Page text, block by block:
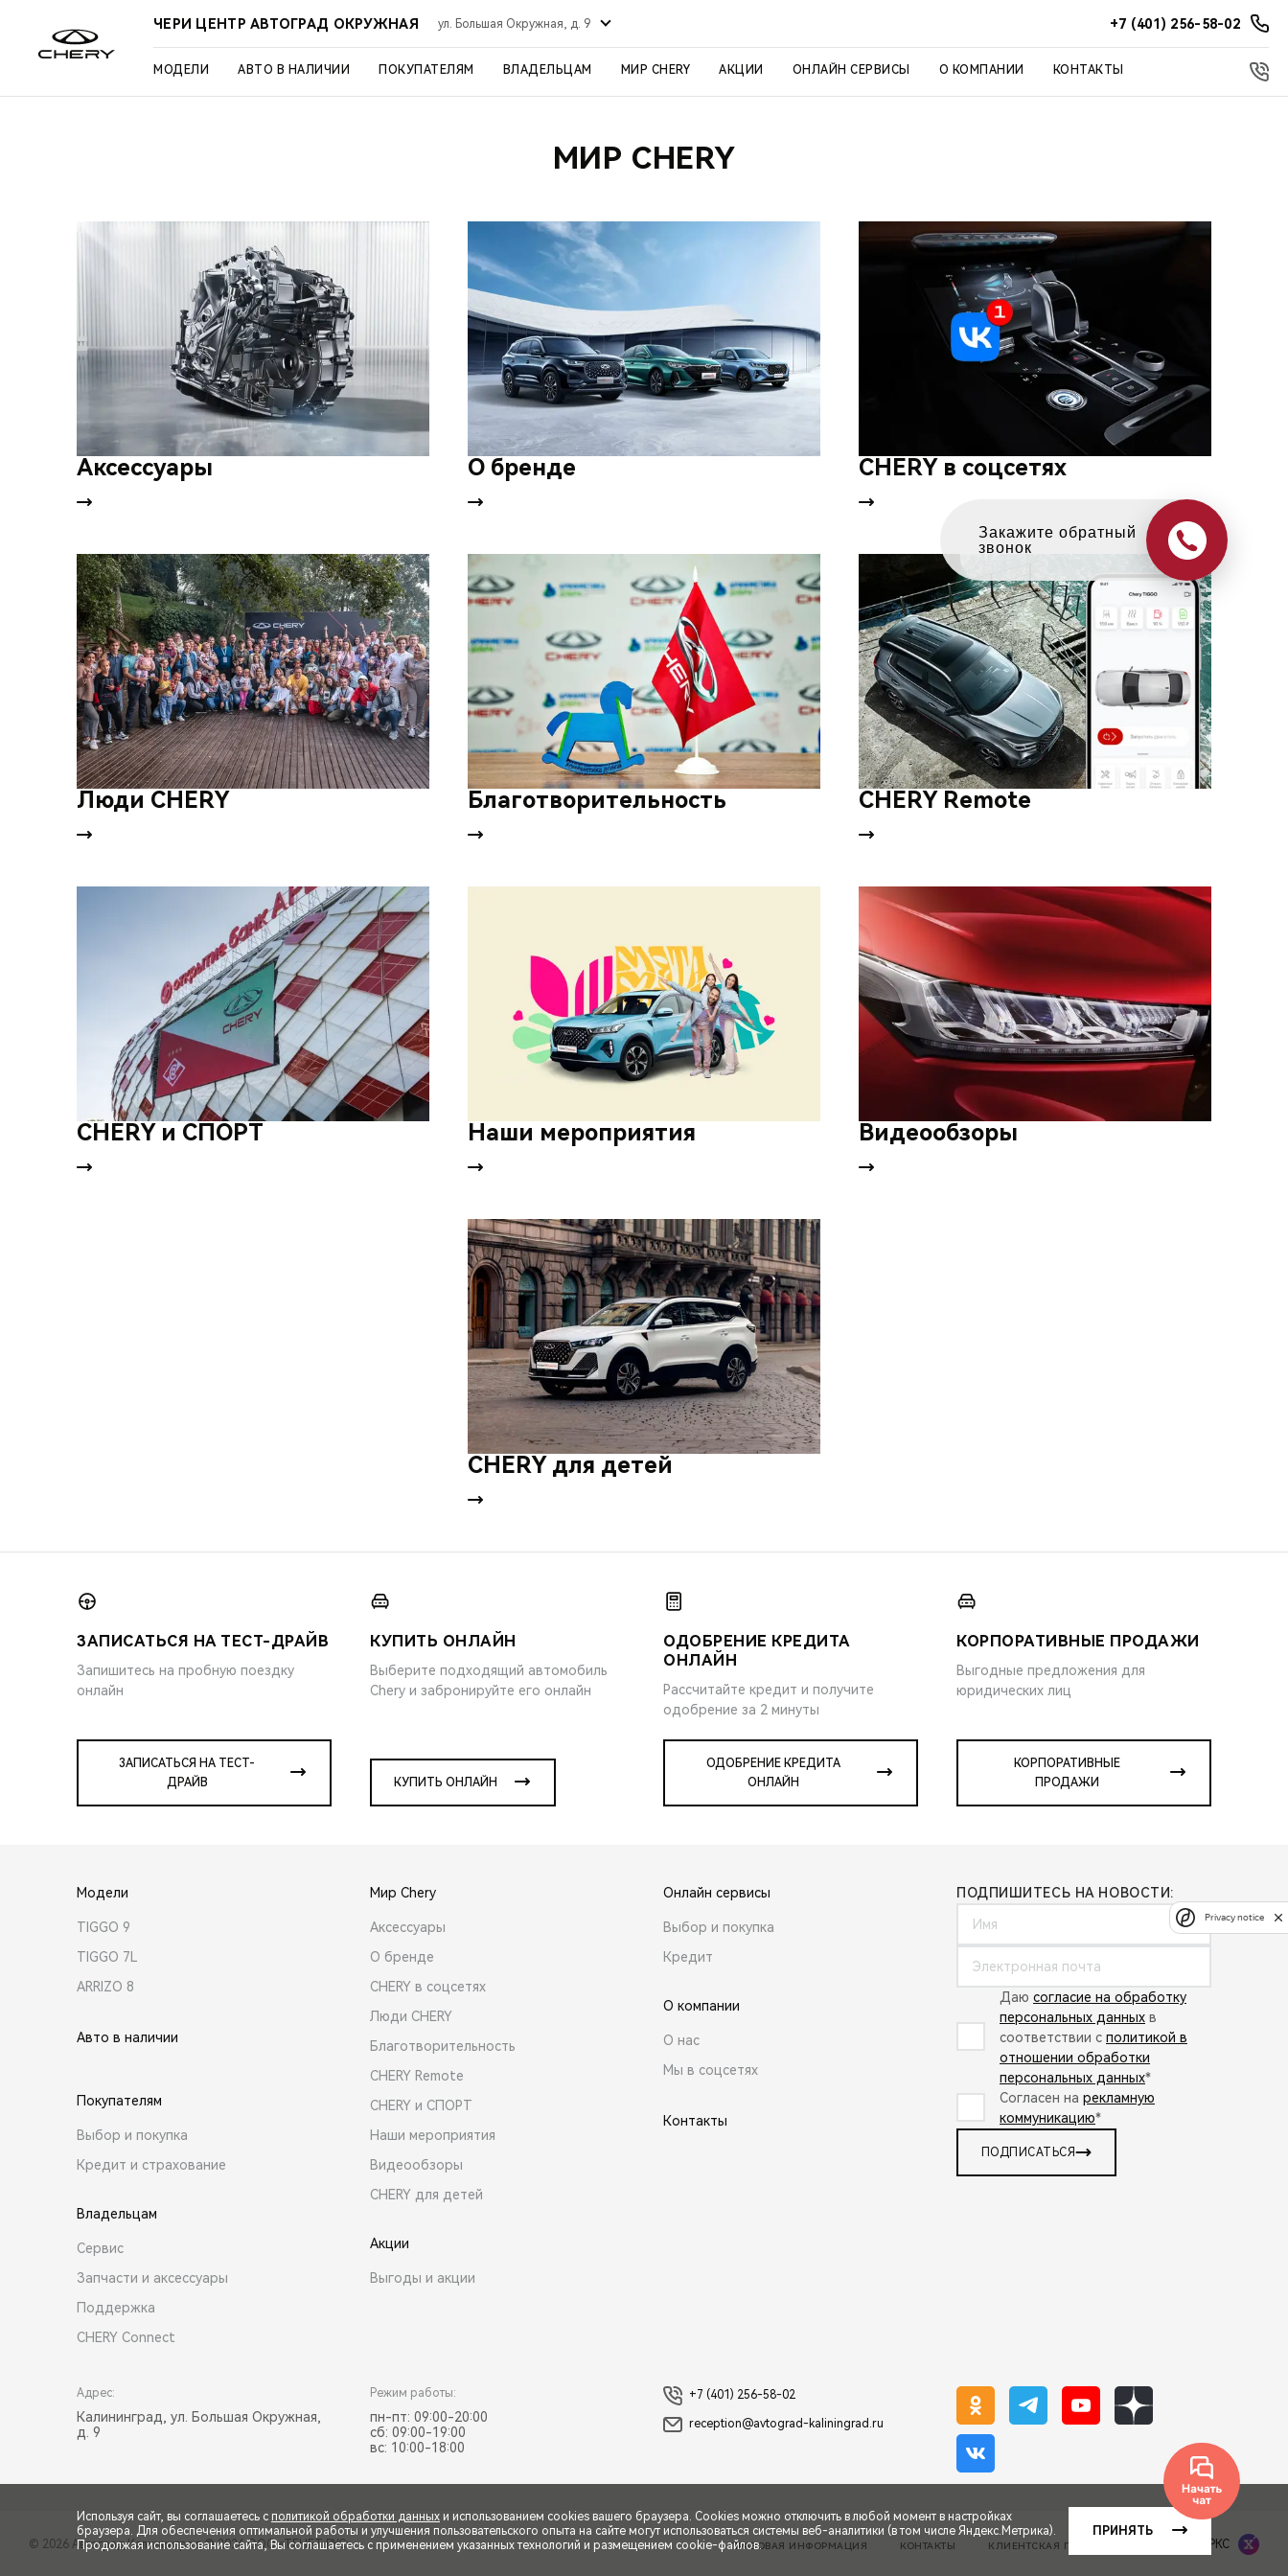
ЧЕРИ ЦЕНТР АВТОГРАД ОКРУЖНАЯ ул. Большая Окружная, д. 9 +7 (401) 256-58-02
МОДЕЛИ АВТО В НАЛИЧИИ ПОКУПАТЕЛЯМ ВЛАДЕЛЬЦАМ МИР CHERY АКЦИИ ОНЛАЙН СЕРВИСЫ О КОМПАНИИ КОНТАКТЫ
МИР CHERY
Аксессуары О бренде CHERY в соцсетях
Люди CHERY Благотворительность CHERY Remote
CHERY и СПОРТ Наши мероприятия Видеообзоры
CHERY для детей
ЗАПИСАТЬСЯ НА ТЕСТ-ДРАЙВ
Запишитесь на пробную поездку
онлайн
ЗАПИСАТЬСЯ НА ТЕСТ-
ДРАЙВ
КУПИТЬ ОНЛАЙН
Выберите подходящий автомобиль
Chery и забронируйте его онлайн
КУПИТЬ ОНЛАЙН
ОДОБРЕНИЕ КРЕДИТА
ОНЛАЙН
Рассчитайте кредит и получите
одобрение за 2 минуты
ОДОБРЕНИЕ КРЕДИТА
ОНЛАЙН
КОРПОРАТИВНЫЕ ПРОДАЖИ
Выгодные предложения для
юридических лиц
КОРПОРАТИВНЫЕ
ПРОДАЖИ
Модели
TIGGO 9
TIGGO 7L
ARRIZO 8
Авто в наличии
Покупателям
Выбор и покупка
Кредит и страхование
Владельцам
Сервис
Запчасти и аксессуары
Поддержка
CHERY Connect
Мир Chery
Аксессуары
О бренде
CHERY в соцсетях
Люди CHERY
Благотворительность
CHERY Remote
CHERY и СПОРТ
Наши мероприятия
Видеообзоры
CHERY для детей
Акции
Выгоды и акции
Онлайн сервисы
Выбор и покупка
Кредит
О компании
О нас
Мы в соцсетях
Контакты
ПОДПИШИТЕСЬ НА НОВОСТИ:
Даю согласие на обработку
персональных данных в
соответствии с политикой в
отношении обработки
персональных данных*
Согласен на рекламную
коммуникацию*
ПОДПИСАТЬСЯ
Адрес:
Калининград, ул. Большая Окружная,
д. 9
Режим работы:
пн-пт: 09:00-20:00
сб: 09:00-19:00
вс: 10:00-18:00
+7 (401) 256-58-02
reception@avtograd-kaliningrad.ru
© 2026 Автоград Калининград © 2026 ООО «ТЕНЕТ РУС» ПРАВОВАЯ ИНФОРМАЦИЯ КОНТАКТЫ КЛИЕНТСКАЯ ПОДДЕРЖКА Сделано в ПЕРКС
Используя сайт, вы соглашаетесь с политикой обработки данных и использованием cookies вашего браузера. Cookies можно отключить в любой момент в настройках
браузера. Для обеспечения оптимальной работы и улучшения пользовательского опыта на сайте могут использоваться системы веб-аналитики (в том числе Яндекс.Метрика).
Продолжая использование сайта, Вы соглашаетесь с применением указанных технологий и размещением cookie-файлов.
ПРИНЯТЬ
Оцените свой авто
в обмен на новый
Privacy notice